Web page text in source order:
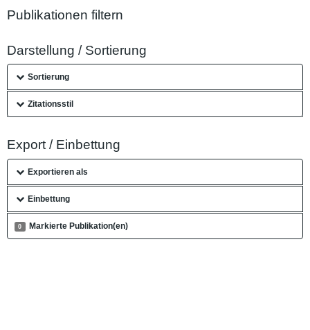
Publikationen filtern
Darstellung / Sortierung
Sortierung
Zitationsstil
Export / Einbettung
Exportieren als
Einbettung
0 Markierte Publikation(en)